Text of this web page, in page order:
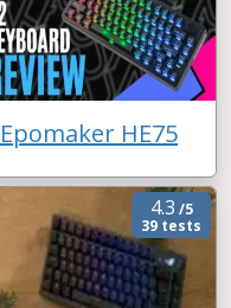
Epomaker HE75
4.3 /5
39 tests